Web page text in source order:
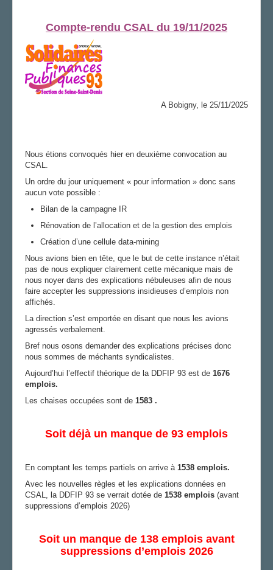
Compte-rendu CSAL du 19/11/2025
A Bobigny, le 25/11/2025
Nous étions convoqués hier en deuxième convocation au
CSAL.
Un ordre du jour uniquement « pour information » donc sans
aucun vote possible :
Bilan de la campagne IR
Rénovation de l’allocation et de la gestion des emplois
Création d’une cellule data-mining
Nous avions bien en tête, que le but de cette instance n’était
pas de nous expliquer clairement cette mécanique mais de
nous noyer dans des explications nébuleuses afin de nous
faire accepter les suppressions insidieuses d’emplois non
affichés.
La direction s’est emportée en disant que nous les avions
agressés verbalement.
Bref nous osons demander des explications précises donc
nous sommes de méchants syndicalistes.
Aujourd’hui l’effectif théorique de la DDFIP 93 est de 1676
emplois.
Les chaises occupées sont de 1583 .
Soit déjà un manque de 93 emplois
En comptant les temps partiels on arrive à 1538 emplois.
Avec les nouvelles règles et les explications données en
CSAL, la DDFIP 93 se verrait dotée de 1538 emplois (avant
suppressions d’emplois 2026)
Soit un manque de 138 emplois avant
suppressions d’emplois 2026